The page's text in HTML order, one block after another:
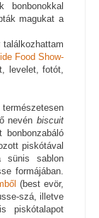
bonbonokkal
magukat a
Food Show-
levelet, fotót,
nevén biscuit
piskótával
sablon
formájában.
(best evör,
szá, illetve
piskótalapot